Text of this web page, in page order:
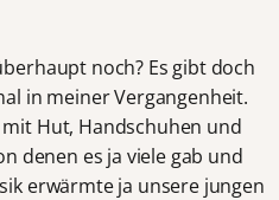
noch? Es gibt doch
in meiner Vergangenheit.
Hut, Handschuhen und
denen es ja viele gab und
erwärmte ja unsere jungen